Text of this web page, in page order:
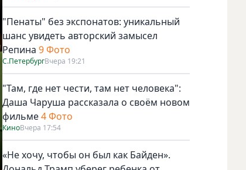
"Пенаты" без экспонатов: уникальный
шанс увидеть авторский замысел
Репина 9 Фото
С.ПетербургВчера 19:21
"Там, где нет чести, там нет человека":
Даша Чаруша рассказала о своём новом
фильме4 Фото
КиноВчера 17:54
«Не хочу, чтобы он был как Байден».